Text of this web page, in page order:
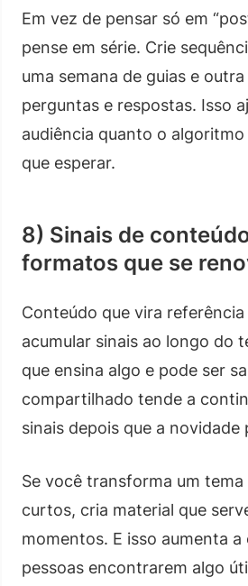
Em vez de pensar só em
pense em série. Crie
uma semana de guias e
perguntas e respostas. Isso
audiência quanto o
que esperar.
8) Sinais de
formatos que se
Conteúdo que vira
acumular sinais ao longo do
que ensina algo e pode ser
compartilhado tende a
sinais depois que a novidade
Se você transforma um
curtos, cria material que
momentos. E isso aumenta
pessoas encontrarem algo